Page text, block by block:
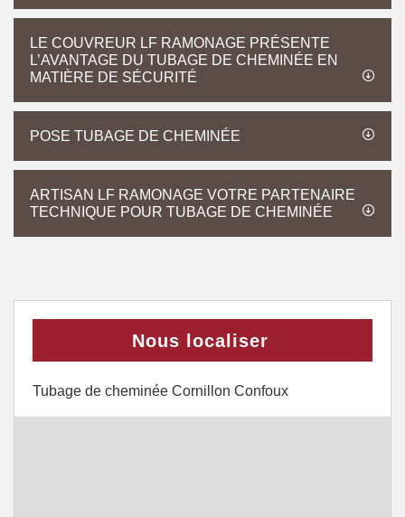
LE COUVREUR LF RAMONAGE PRÉSENTE
L’AVANTAGE DU TUBAGE DE CHEMINÉE EN
MATIÈRE DE SÉCURITÉ
POSE TUBAGE DE CHEMINÉE
ARTISAN LF RAMONAGE VOTRE PARTENAIRE
TECHNIQUE POUR TUBAGE DE CHEMINÉE
Nous localiser
Tubage de cheminée Cornillon Confoux